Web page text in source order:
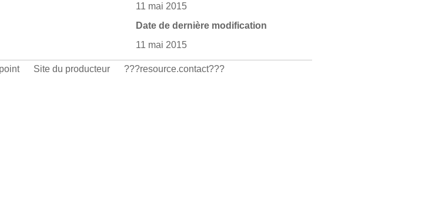
11 mai 2015
Date de dernière modification
11 mai 2015
Site du producteur ???resource.contact???